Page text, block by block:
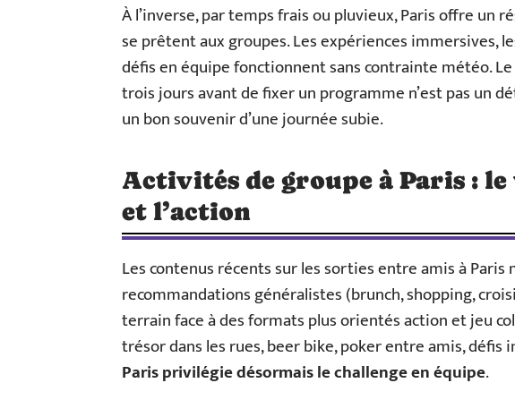
À l’inverse, par temps frais ou pluvieux, Paris offre un
se prêtent aux groupes. Les expériences immersives,
défis en équipe fonctionnent sans contrainte météo.
trois jours avant de fixer un programme n’est pas un
un bon souvenir d’une journée subie.
Activités de groupe à Paris :
et l’action
Les contenus récents sur les sorties entre amis à
recommandations généralistes (brunch, shopping,
terrain face à des formats plus orientés action et jeu
trésor dans les rues, beer bike, poker entre amis, défis
Paris privilégie désormais le challenge en équipe.